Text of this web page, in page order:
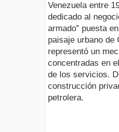
Venezuela entre
dedicado al
armado” puesta
paisaje urbano de
representó un
concentradas en
de los servicios.
construcción
petrolera.